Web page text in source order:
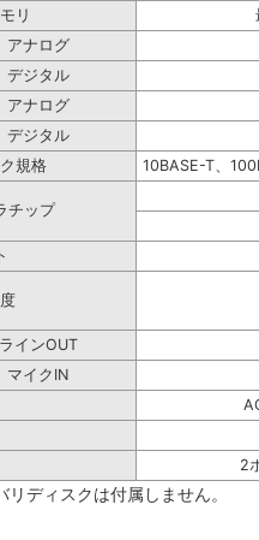
リ
アナログ
デジタル
アナログ
デジタル
規格 10BASE-T、
チップ
ラインOUT
マイクIN
2
ディスクは付属しません。